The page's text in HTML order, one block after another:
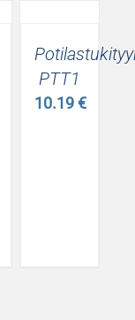
PTT1
10.19€